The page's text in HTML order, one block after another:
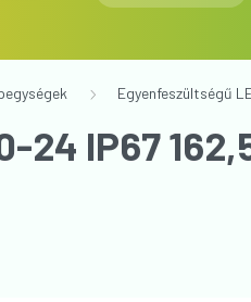
Egyenfeszültségű
24 IP67